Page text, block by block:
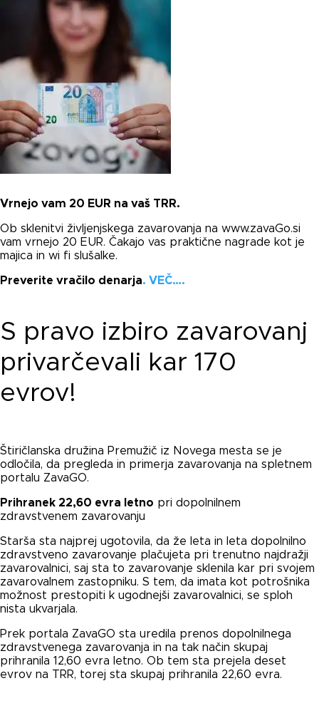
Vrnejo vam 20 EUR na vaš TRR.
Ob sklenitvi življenjskega zavarovanja na www.zavaGo.si
vam vrnejo 20 EUR. Čakajo vas praktične nagrade kot je
majica in wi fi slušalke.
Preverite vračilo denarja. VEČ….
S pravo izbiro zavarovanj
privarčevali kar 170
evrov!
Štiričlanska družina Premužič iz Novega mesta se je
odločila, da pregleda in primerja zavarovanja na spletnem
portalu ZavaGO.
Prihranek 22,60 evra letno pri dopolnilnem
zdravstvenem zavarovanju
Starša sta najprej ugotovila, da že leta in leta dopolnilno
zdravstveno zavarovanje plačujeta pri trenutno najdražji
zavarovalnici, saj sta to zavarovanje sklenila kar pri svojem
zavarovalnem zastopniku. S tem, da imata kot potrošnika
možnost prestopiti k ugodnejši zavarovalnici, se sploh
nista ukvarjala.
Prek portala ZavaGO sta uredila prenos dopolnilnega
zdravstvenega zavarovanja in na tak način skupaj
prihranila 12,60 evra letno. Ob tem sta prejela deset
evrov na TRR, torej sta skupaj prihranila 22,60 evra.